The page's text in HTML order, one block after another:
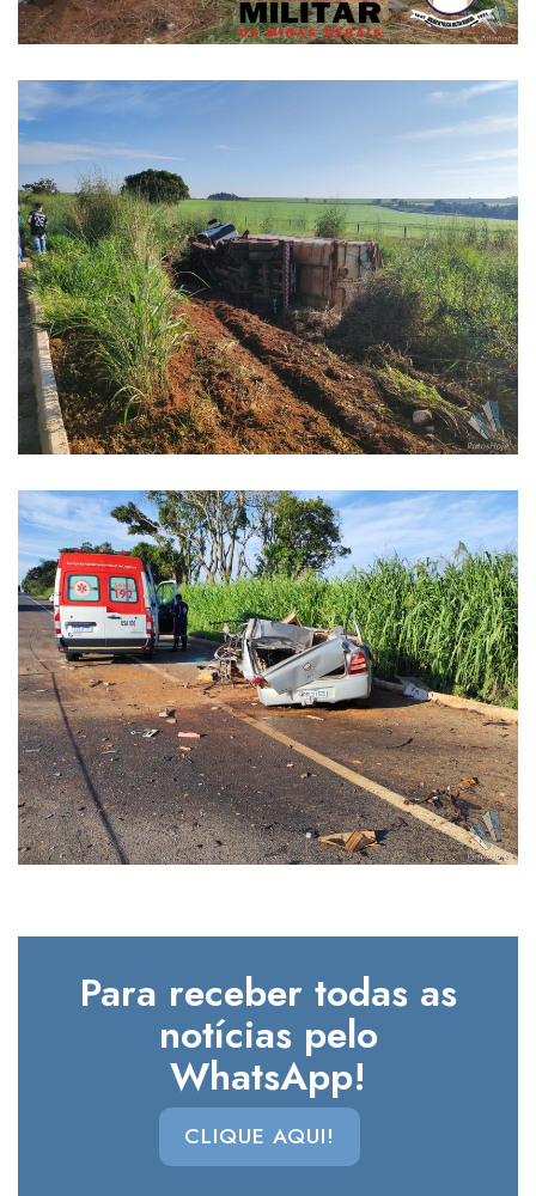
Para receber todas as
notícias pelo
WhatsApp!
CLIQUE AQUI!